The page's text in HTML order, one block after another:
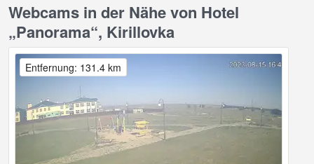
Webcams in der Nähe von Hotel
„Panorama“, Kirillovka
Entfernung: 131.4 km